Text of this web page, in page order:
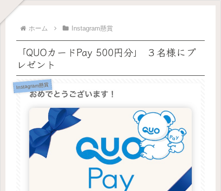
ホーム Instagram懸賞
「QUOカードPay 500円分」 ３名様にプ
レゼント
Instagram懸賞